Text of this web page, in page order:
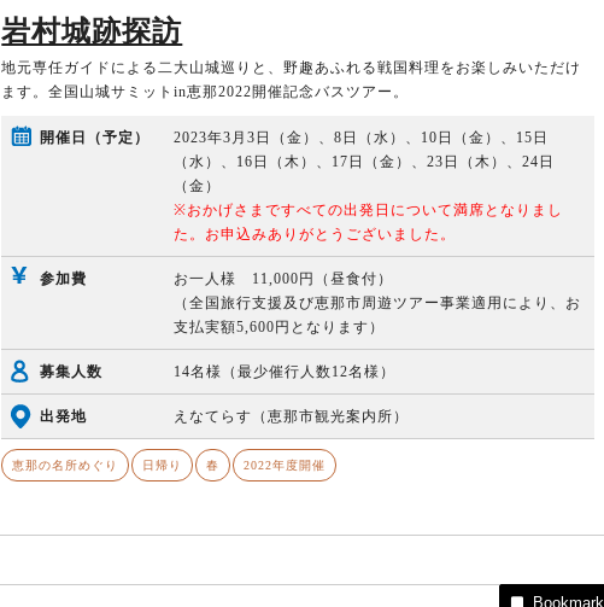
岩村城跡探訪
地元専任ガイドによる二大山城巡りと、野趣あふれる戦国料理をお楽しみいただけ
ます。全国山城サミットin恵那2022開催記念バスツアー。
開催日（予定）
2023年3月3日（金）、8日（水）、10日（金）、15日
（水）、16日（木）、17日（金）、23日（木）、24日
（金）
※おかげさまですべての出発日について満席となりまし
た。お申込みありがとうございました。
参加費
お一人様 11,000円（昼食付）
（全国旅行支援及び恵那市周遊ツアー事業適用により、お
支払実額5,600円となります）
募集人数 14名様（最少催行人数12名様）
出発地 えなてらす（恵那市観光案内所）
恵那の名所めぐり 日帰り 春 2022年度開催
Bookmark